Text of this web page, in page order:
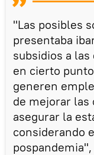
"Las posibles
presentaba
subsidios a
en cierto
generen
de mejorar las
asegurar la
considerando